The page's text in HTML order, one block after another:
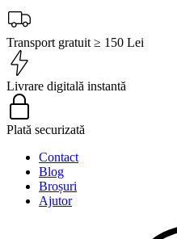
Transport gratuit ≥ 150 Lei
Livrare digitală instantă
Plată securizată
Contact
Blog
Broșuri
Ajutor